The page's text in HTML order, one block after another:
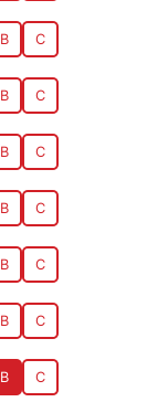
B C
B C
B C
B C
B C
B C
B C